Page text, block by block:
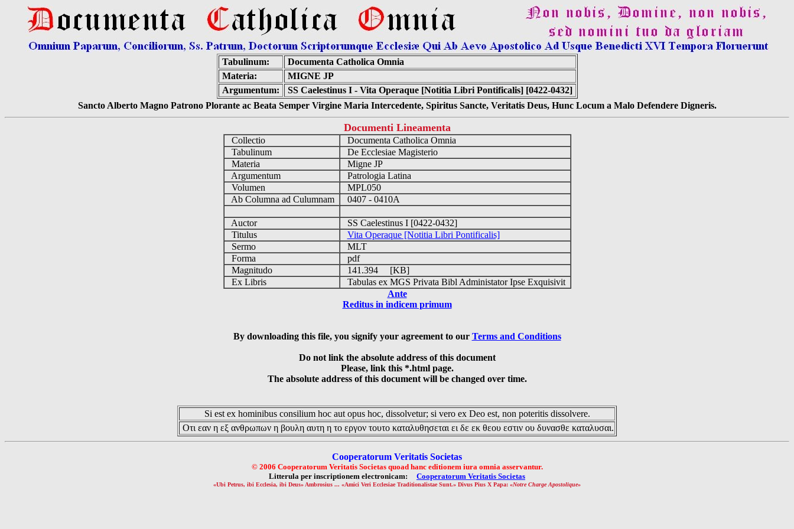
Tabulinum:
Documenta Catholica Omnia
Materia:
MIGNE JP
Argumentum:
SS Caelestinus I - Vita Operaque [Notitia Libri Pontificalis] [0422-0432]
Sancto Alberto Magno Patrono Plorante ac Beata Semper Virgine Maria Intercedente, Spiritus Sancte, Veritatis Deus, Hunc Locum a Malo Defendere Digneris.
Documenti Lineamenta
Collectio
Documenta Catholica Omnia
Tabulinum
De Ecclesiae Magisterio
Materia
Migne JP
Argumentum
Patrologia Latina
Volumen
MPL050
Ab Columna ad Culumnam
0407 - 0410A
Auctor
SS Caelestinus I [0422-0432]
Titulus
Vita Operaque [Notitia Libri Pontificalis]
Sermo
MLT
Forma
pdf
Magnitudo
141.394 [KB]
Ex Libris
Tabulas ex MGS Privata Bibl Administator Ipse Exquisivit
Ante
Reditus in indicem primum
By downloading this file, you signify your agreement to our Terms and Conditions
Do not link the absolute address of this document
Please, link this *.html page.
The absolute address of this document will be changed over time.
Si est ex hominibus consilium hoc aut opus hoc, dissolvetur; si vero ex Deo est, non poteritis dissolvere.
Οτι εαν η εξ ανθρωπων η βουλη αυτη η το εργον τουτο καταλυθησεται ει δε εκ θεου εστιν ου δυνασθε καταλυσαι.
Cooperatorum Veritatis Societas
© 2006 Cooperatorum Veritatis Societas quoad hanc editionem iura omnia asservantur.
Litterula per inscriptionem electronicam: Cooperatorum Veritatis Societas
«Ubi Petrus, ibi Ecclesia, ibi Deus» Ambrosius ... «Amici Veri Ecclesiae Traditionalistae Sunt.» Divus Pius X Papa: «Notre Charge Apostolique»